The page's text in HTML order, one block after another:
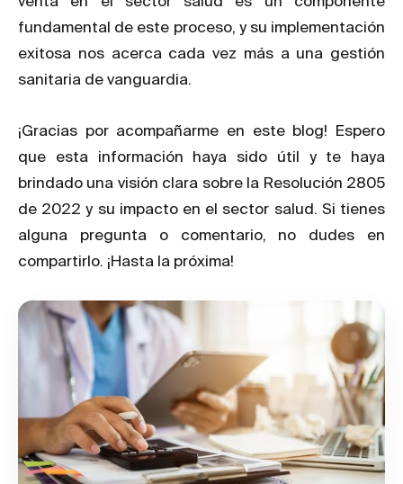
fundamental de este proceso, y su implementación
exitosa nos acerca cada vez más a una gestión
sanitaria de vanguardia.
¡Gracias por acompañarme en este blog! Espero
que esta información haya sido útil y te haya
brindado una visión clara sobre la Resolución 2805
de 2022 y su impacto en el sector salud. Si tienes
alguna pregunta o comentario, no dudes en
compartirlo. ¡Hasta la próxima!